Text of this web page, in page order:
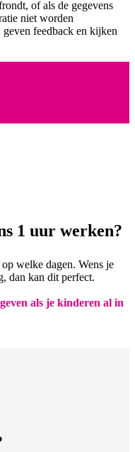
of als de gegevens
niet worden
geven feedback en kijken
1 uur werken?
welke dagen. Wens je
dan kan dit perfect.
als je kinderen al in